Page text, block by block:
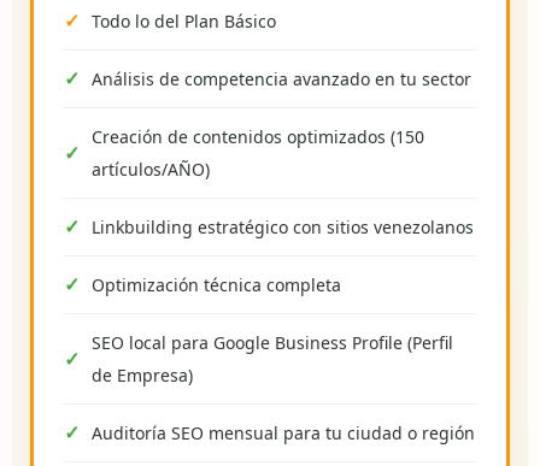
Todo lo del Plan Básico
Análisis de competencia avanzado en tu sector
Creación de contenidos optimizados (150
artículos/AÑO)
Linkbuilding estratégico con sitios venezolanos
Optimización técnica completa
SEO local para Google Business Profile (Perfil
de Empresa)
Auditoría SEO mensual para tu ciudad o región